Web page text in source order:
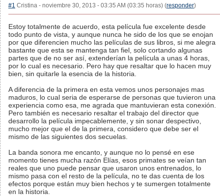
#1 Cristina - noviembre 30, 2013 - 03:35 AM (03:35 horas) (responder)
Estoy totalmente de acuerdo, esta película fue excelente desde
todo punto de vista, y aunque nunca he sido de los que se enojan
por que diferencien mucho las películas de sus libros, si me alegra
bastante que esta se mantenga tan fiel, solo cortando algunas
partes que de no ser así, extenderían la película a unas 4 horas,
por lo cual es necesario. Pero hay que resaltar que lo hacen muy
bien, sin quitarle la esencia de la historia.
A diferencia de la primera en esta vemos unos personajes mas
maduros, lo cual seria de esperarse de personas que tuvieron una
experiencia como esa, me agrada que mantuvieran esta conexión.
Pero también es necesario resaltar el trabajo del director que
desarrollo la película impecablemente, y sin sonar despectivo,
mucho mejor que el de la primera, considero que debe ser el
mismo de las siguientes dos secuelas.
La banda sonora me encanto, y aunque no lo pensé en ese
momento tienes mucha razón Elías, esos primates se veían tan
reales que uno puede pensar que usaron unos entrenados, lo
mismo pasa con el resto de la película, no te das cuenta de los
efectos porque están muy bien hechos y te sumergen totalmente
en la historia.